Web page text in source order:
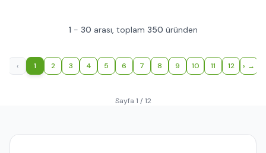
1 - 30 arası, toplam 350 üründen
‹ 1 2 3 4 5 6 7 8 9 10 11 12 ›
Sayfa 1 / 12